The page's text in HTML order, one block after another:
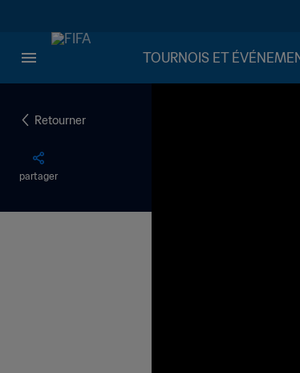
TOURNOIS ET
Retourner
partager